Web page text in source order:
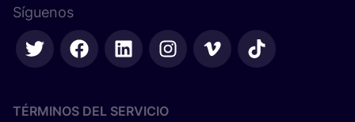
Síguenos
TÉRMINOS DEL SERVICIO